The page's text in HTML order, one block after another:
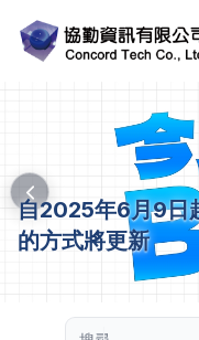
自2025年6月9日
的方式將更新